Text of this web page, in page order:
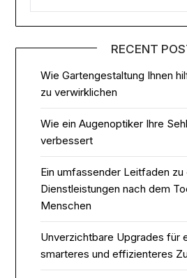
RECENT
Wie Gartengestaltung Ihnen
zu verwirklichen
Wie ein Augenoptiker Ihre
verbessert
Ein umfassender Leitfaden
Dienstleistungen nach dem
Menschen
Unverzichtbare Upgrades für
smarteres und effizienteres